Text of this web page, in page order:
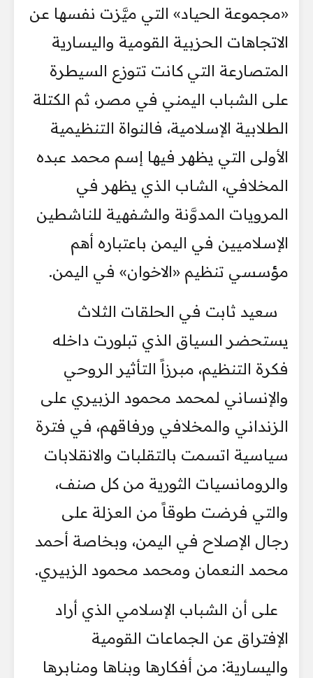
«مجموعة الحياد» التي ميَّزت نفسها عن
الاتجاهات الحزبية القومية واليسارية
المتصارعة التي كانت تتوزع السيطرة
على الشباب اليمني في مصر، ثم الكتلة
الطلابية الإسلامية، فالنواة التنظيمية
الأولى التي يظهر فيها إسم محمد عبده
المخلافي، الشاب الذي يظهر في
المرويات المدوَّنة والشفهية للناشطين
الإسلاميين في اليمن باعتباره أهم
مؤسسي تنظيم «الاخوان» في اليمن.
سعيد ثابت في الحلقات الثلاث
يستحضر السياق الذي تبلورت داخله
فكرة التنظيم، مبرزاً التأثير الروحي
والإنساني لمحمد محمود الزبيري على
الزنداني والمخلافي ورفاقهم، في فترة
سياسية اتسمت بالتقلبات والانقلابات
والرومانسيات الثورية من كل صنف،
والتي فرضت طوقاً من العزلة على
رجال الإصلاح في اليمن، وبخاصة أحمد
محمد النعمان ومحمد محمود الزبيري.
على أن الشباب الإسلامي الذي أراد
الإفتراق عن الجماعات القومية
واليسارية: من أفكارها وبناها ومنابرها